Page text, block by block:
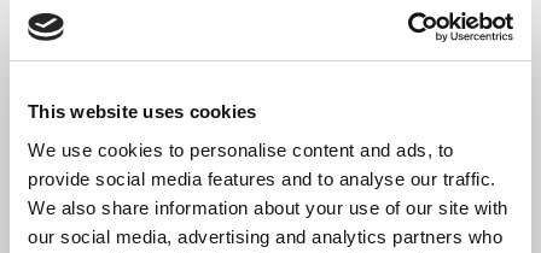
This website uses cookies
We use cookies to personalise content and ads, to
provide social media features and to analyse our traffic.
We also share information about your use of our site with
our social media, advertising and analytics partners who
Leggi tutto